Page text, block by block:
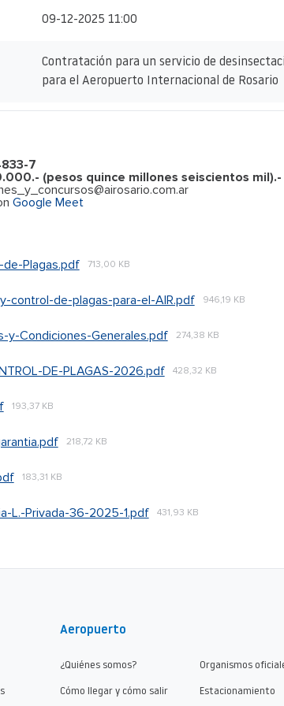
09-12-2025 11:00
Contratación para un servicio de
para el Aeropuerto Internacional de Rosario
7
(pesos quince millones seiscientos mil).-
Google Meet
Plagas.pdf 713,00 KB
control-de-plagas-para-el-AIR.pdf 946,19 KB
y-Condiciones-Generales.pdf 274,38 KB
DE-PLAGAS-2026.pdf 428,32 KB
193,37 KB
218,72 KB
183,31 KB
L.-Privada-36-2025-1.pdf 431,93 KB
Aeropuerto
¿Quiénes somos? Organismos
Cómo llegar y cómo salir Estacionamiento